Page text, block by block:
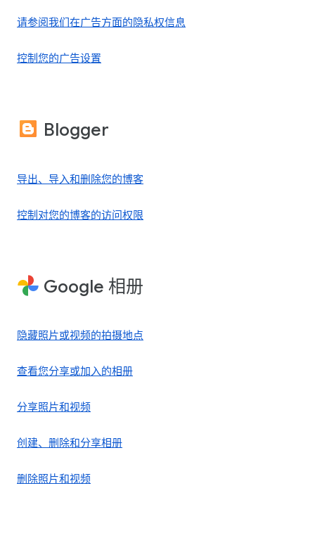
请参阅我们在广告方面的隐私权信息
控制您的广告设置
Blogger
导出、导入和删除您的博客
控制对您的博客的访问权限
Google 相册
隐藏照片或视频的拍摄地点
查看您分享或加入的相册
分享照片和视频
创建、删除和分享相册
删除照片和视频